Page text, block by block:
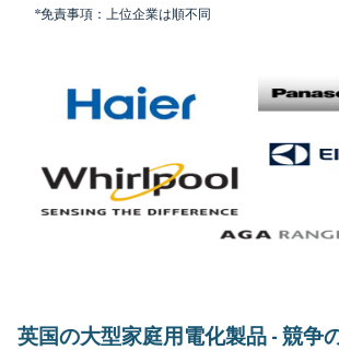
*免責事項：上位企業は順不同
英国の大型家庭用電化製品 - 競争